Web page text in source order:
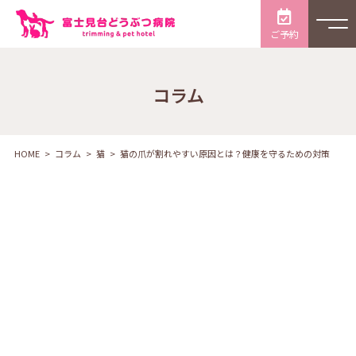
ご予約
コラム
HOME コラム 猫 猫の爪が割れやすい原因とは？健康を守るための対策